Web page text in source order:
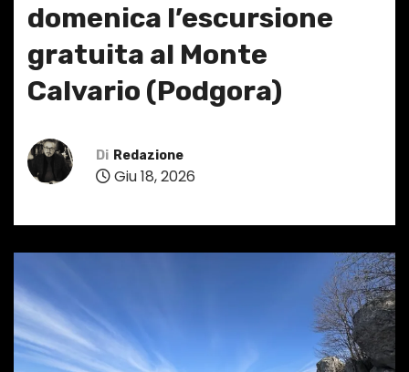
domenica l’escursione
gratuita al Monte
Calvario (Podgora)
Di Redazione
Giu 18, 2026